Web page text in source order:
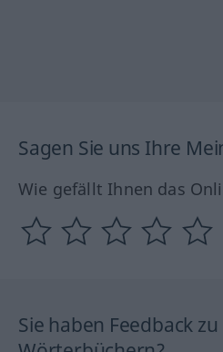
Sagen Sie uns Ihre
Wie gefällt Ihnen das
Sie haben Feedback